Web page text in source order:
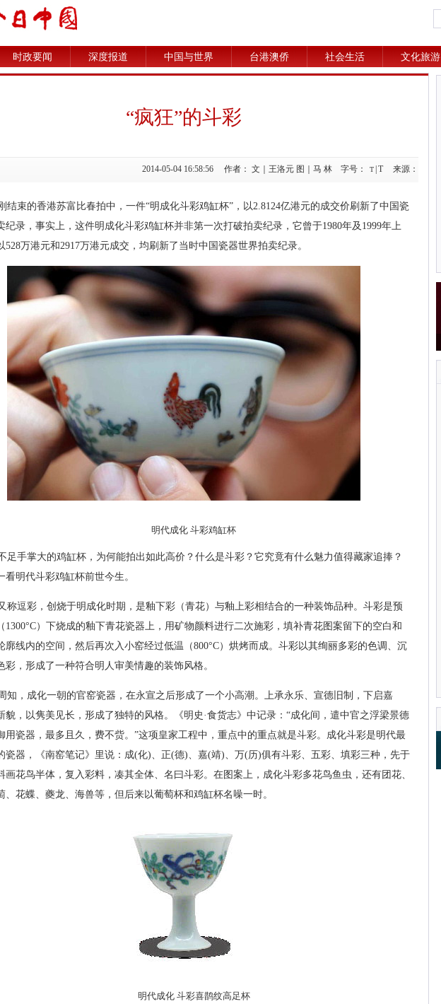
时政要闻 深度报道 中国与世界 台港澳侨 社会生活 文化旅游
“疯狂”的斗彩
2014-05-04 16:58:56 作者： 文｜王洛元 图｜马 林 字号： T T 来源：
结束的香港苏富比春拍中，一件“明成化斗彩鸡缸杯”，以2.8124亿港元的成交价刷新了中国瓷
纪录，事实上，这件明成化斗彩鸡缸杯并非第一次打破拍卖纪录，它曾于1980年及1999年上
528万港元和2917万港元成交，均刷新了当时中国瓷器世界拍卖纪录。
明代成化 斗彩鸡缸杯
足手掌大的鸡缸杯，为何能拍出如此高价？什么是斗彩？它究竟有什么魅力值得藏家追捧？
看明代斗彩鸡缸杯前世今生。
称逗彩，创烧于明成化时期，是釉下彩（青花）与釉上彩相结合的一种装饰品种。斗彩是预
1300°C）下烧成的釉下青花瓷器上，用矿物颜料进行二次施彩，填补青花图案留下的空白和
廓线内的空间，然后再次入小窑经过低温（800°C）烘烤而成。斗彩以其绚丽多彩的色调、沉
彩，形成了一种符合明人审美情趣的装饰风格。
知，成化一朝的官窑瓷器，在永宣之后形成了一个小高潮。上承永乐、宣德旧制，下启嘉
貌，以隽美见长，形成了独特的风格。《明史·食货志》中记录：“成化间，遣中官之浮梁景德
用瓷器，最多且久，费不赀。”这项皇家工程中，重点中的重点就是斗彩。成化斗彩是明代最
瓷器，《南窑笔记》里说：成(化)、正(德)、嘉(靖)、万(历)俱有斗彩、五彩、填彩三种，先于
画花鸟半体，复入彩料，凑其全体、名曰斗彩。在图案上，成化斗彩多花鸟鱼虫，还有团花、
、花蝶、夔龙、海兽等，但后来以葡萄杯和鸡缸杯名噪一时。
明代成化 斗彩喜鹊纹高足杯